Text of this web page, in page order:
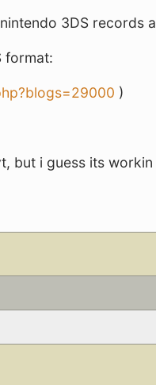
3DS records
format:
)
but i guess its